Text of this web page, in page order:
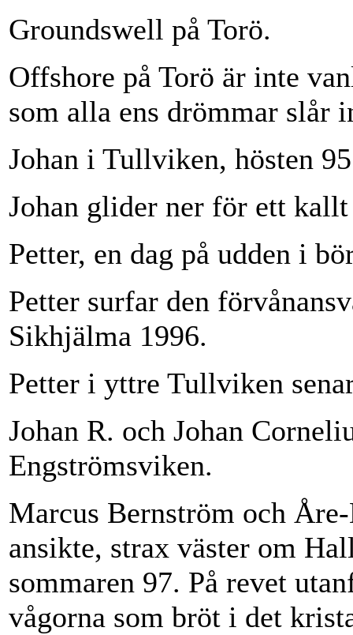
Groundswell på Torö.
Offshore på Torö är inte
som alla ens drömmar slår
Johan i Tullviken, hösten
Johan glider ner för ett
Petter, en dag på udden i
Petter surfar den
Sikhjälma 1996.
Petter i yttre Tullviken
Johan R. och Johan
Engströmsviken.
Marcus Bernström och
ansikte, strax väster om
sommaren 97. På revet
vågorna som bröt i det